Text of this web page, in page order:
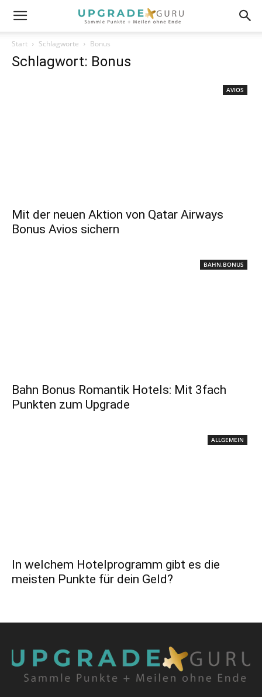
Start Schlagworte Bonus
Schlagwort: Bonus
AVIOS
Mit der neuen Aktion von Qatar Airways
Bonus Avios sichern
BAHN.BONUS
Bahn Bonus Romantik Hotels: Mit 3fach
Punkten zum Upgrade
ALLGEMEIN
In welchem Hotelprogramm gibt es die
meisten Punkte für dein Geld?